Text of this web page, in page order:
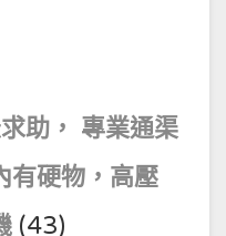
助， 專業通渠
有硬物，高壓
(43)